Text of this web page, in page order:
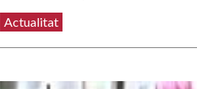
Actualitat